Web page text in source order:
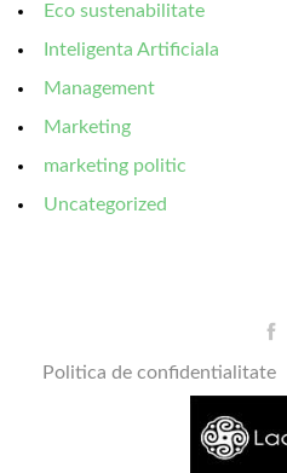
Eco sustenabilitate
Inteligenta Artificiala
Management
Marketing
marketing politic
Uncategorized
Politica de confidentialitate